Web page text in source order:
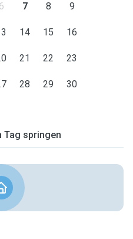
6 7 8 9
14 15 16
21 22 23
28 29 30
Tag springen